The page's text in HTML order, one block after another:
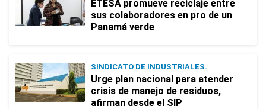
ETESA promueve reciclaje entre
sus colaboradores en pro de un
Panamá verde
SINDICATO DE INDUSTRIALES.
Urge plan nacional para atender
crisis de manejo de residuos,
afirman desde el SIP